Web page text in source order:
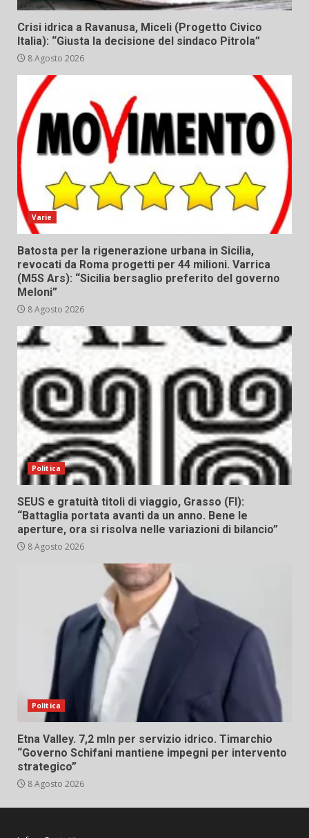
Crisi idrica a Ravanusa, Miceli (Progetto Civico
Italia): “Giusta la decisione del sindaco Pitrola”
8 Agosto 2026
Varie
Batosta per la rigenerazione urbana in Sicilia,
revocati da Roma progetti per 44 milioni. Varrica
(M5S Ars): “Sicilia bersaglio preferito del governo
Meloni”
8 Agosto 2026
Politica
SEUS e gratuità titoli di viaggio, Grasso (FI):
“Battaglia portata avanti da un anno. Bene le
aperture, ora si risolva nelle variazioni di bilancio”
8 Agosto 2026
Politica
Etna Valley. 7,2 mln per servizio idrico. Timarchio
“Governo Schifani mantiene impegni per intervento
strategico”
8 Agosto 2026